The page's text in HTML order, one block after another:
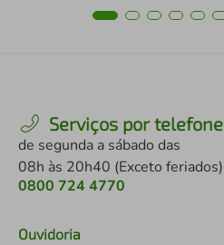
Serviços por telefone
de segunda a sábado das
08h às 20h40 (Exceto feriados)
0800 724 4770
Ouvidoria